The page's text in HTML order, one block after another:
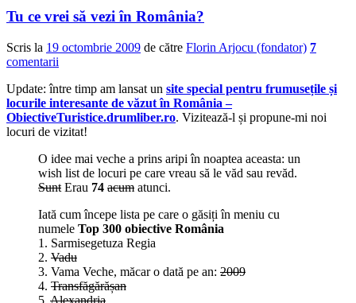
Tu ce vrei să vezi în România?
Scris la 19 octombrie 2009 de către Florin Arjocu (fondator) 7
comentarii
Update: între timp am lansat un site special pentru frumusețile și
locurile interesante de văzut în România –
ObiectiveTuristice.drumliber.ro. Vizitează-l și propune-mi noi
locuri de vizitat!
O idee mai veche a prins aripi în noaptea aceasta: un
wish list de locuri pe care vreau să le văd sau revăd.
Sunt Erau 74 acum atunci.
Iată cum începe lista pe care o găsiți în meniu cu
numele Top 300 obiective România
1. Sarmisegetuza Regia
2. Vadu
3. Vama Veche, măcar o dată pe an: 2009
4. Transfăgărășan
5. Alexandria